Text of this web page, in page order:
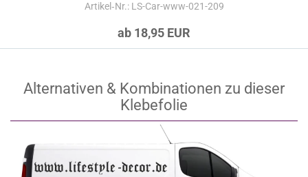
Artikel‑Nr.: LS-Car-www-021-209
ab 18,95 EUR
Alternativen & Kombinationen zu dieser
Klebefolie